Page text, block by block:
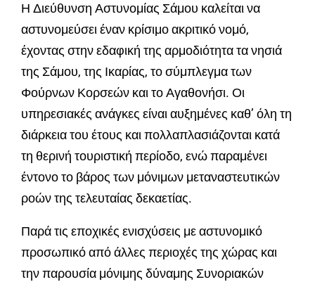
Η Διεύθυνση Αστυνομίας Σάμου καλείται να
αστυνομεύσει έναν κρίσιμο ακριτικό νομό,
έχοντας στην εδαφική της αρμοδιότητα τα νησιά
της Σάμου, της Ικαρίας, το σύμπλεγμα των
Φούρνων Κορσεών και το Αγαθονήσι. Οι
υπηρεσιακές ανάγκες είναι αυξημένες καθ’ όλη τη
διάρκεια του έτους και πολλαπλασιάζονται κατά
τη θερινή τουριστική περίοδο, ενώ παραμένει
έντονο το βάρος των μόνιμων μεταναστευτικών
ροών της τελευταίας δεκαετίας.
Παρά τις εποχικές ενισχύσεις με αστυνομικό
προσωπικό από άλλες περιοχές της χώρας και
την παρουσία μόνιμης δύναμης Συνοριακών